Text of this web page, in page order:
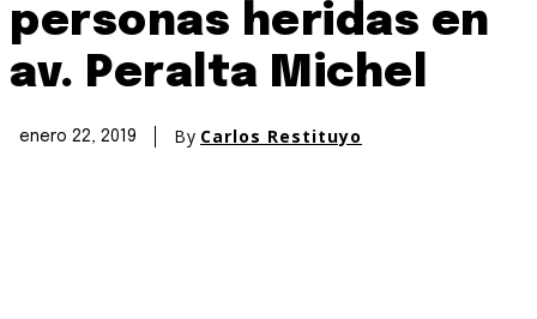
personas heridas en
av. Peralta Michel
enero 22, 2019 By Carlos Restituyo